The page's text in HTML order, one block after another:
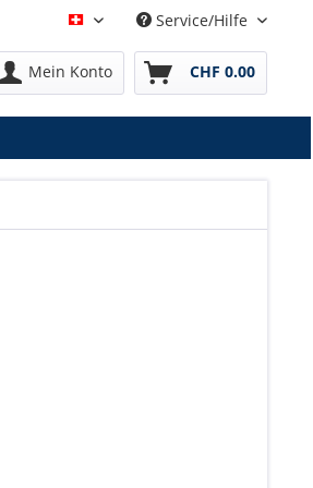
Deutsch Service/Hilfe
Mein Konto CHF 0.00